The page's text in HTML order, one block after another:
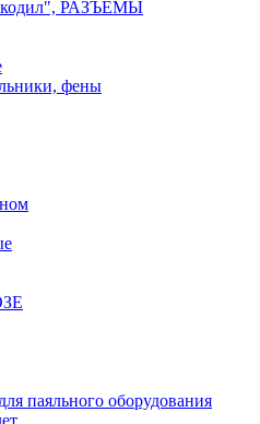
РАЗЪЁМЫ
фены
паяльного оборудования